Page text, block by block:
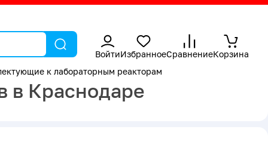
ВойтиИзбранноеСравнениеКорзина
к лабораторным реакторам
в Краснодаре